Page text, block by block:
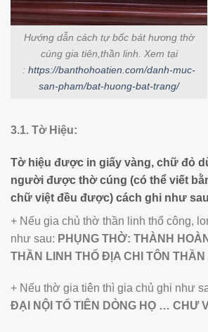
Hướng dẫn cách tự bốc bát hương thờ
cúng gia tiên,thần linh. Xem tại
: https://banthohoatien.com/danh-muc-
san-pham/bat-huong-bat-trang/
3.1. Tờ Hiệu:
Tờ hiệu được in giấy vàng, chữ đỏ
người được thờ cúng (có thể viết
chữ việt đều được) cách ghi như
+ Nếu gia chủ thờ thần linh thổ công,
như sau: PHỤNG THỜ: THÀNH
THẦN LINH THỔ ĐỊA CHI TÔN THẦN
+ Nếu thờ gia tiên thì gia chủ ghi như
ĐẠI NỘI TỔ TIÊN DÒNG HỌ … CHƯ